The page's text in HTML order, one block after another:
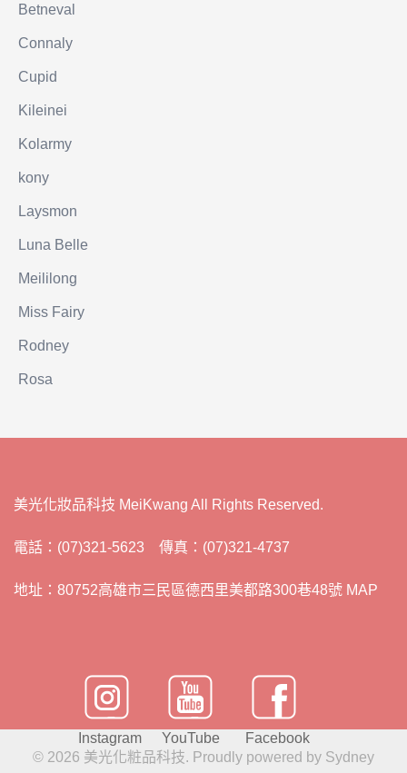
Betneval
Connaly
Cupid
Kileinei
Kolarmy
kony
Laysmon
Luna Belle
Meililong
Miss Fairy
Rodney
Rosa
美光化妝品科技 MeiKwang All Rights Reserved.
電話：(07)321-5623 傳真：(07)321-4737
地址：80752高雄市三民區德西里美都路300巷48號 MAP
Instagram YouTube
Facebook
© 2026 美光化粧品科技. Proudly powered by Sydney